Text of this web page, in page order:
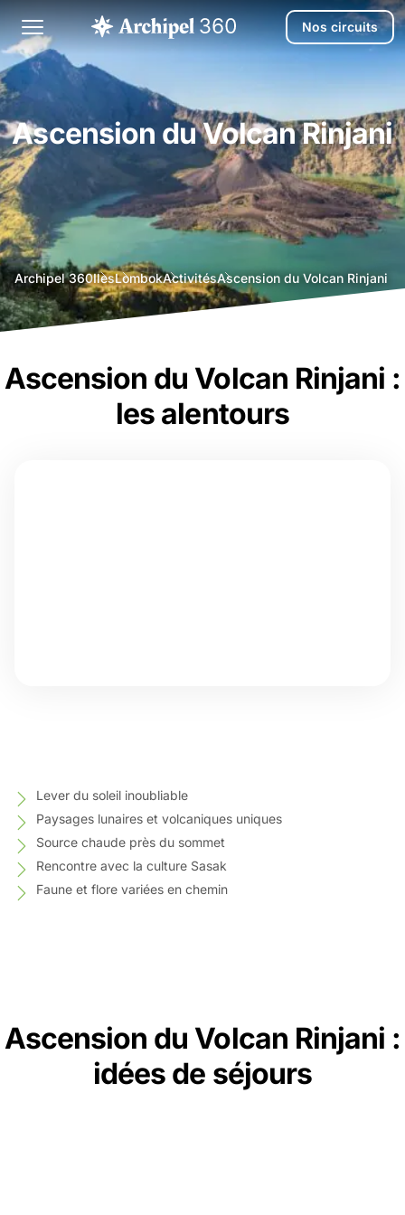
Nos circuits
Ascension du Volcan Rinjani
Archipel 360agence
voyage
bali
IlesLombokActivitésAscension du Volcan Rinjani
Ascension du Volcan Rinjani :
les alentours
Lever du soleil inoubliable
Paysages lunaires et volcaniques uniques
Source chaude près du sommet
Rencontre avec la culture Sasak
Faune et flore variées en chemin
Ascension du Volcan Rinjani :
idées de séjours